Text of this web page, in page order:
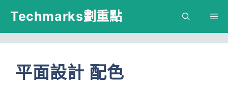
跳
主
Techmarks劃重點
平面設計 配色